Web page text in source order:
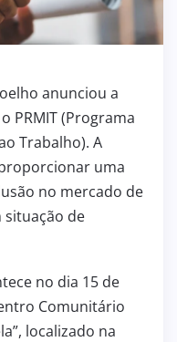
anunciou a
PRMIT (Programa
Trabalho). A
uma
no mercado de
de
no dia 15 de
Comunitário
localizado na